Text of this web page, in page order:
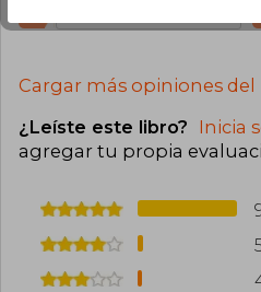
Cargar más opiniones del
¿Leíste este libro? Inicia
agregar tu propia